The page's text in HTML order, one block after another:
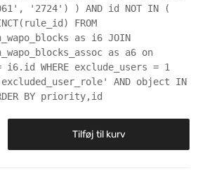
'2724') ) AND id NOT IN (
FROM
as i6 JOIN
as a6 on
WHERE exclude_users = 1
AND object IN
BY priority,id
Tilføj til kurv